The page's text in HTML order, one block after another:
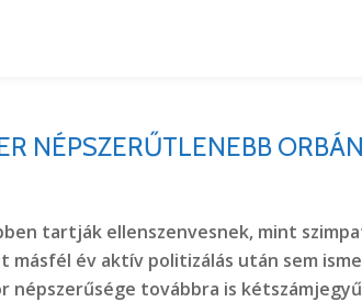
NÉPSZERŰTLENEBB
tartják ellenszenvesnek, mint
másfél év aktív politizálás után sem
népszerűsége továbbra is